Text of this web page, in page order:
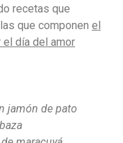
recetas que
que componen el
el día del amor
jamón de pato